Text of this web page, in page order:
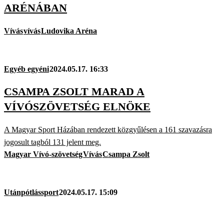
ARÉNÁBAN
VívásvívásLudovika Aréna
Egyéb egyéni2024.05.17. 16:33
CSAMPA ZSOLT MARAD A
VÍVÓSZÖVETSÉG ELNÖKE
A Magyar Sport Házában rendezett közgyűlésen a 161 szavazásra
jogosult tagból 131 jelent meg.
Magyar Vívó-szövetségVívásCsampa Zsolt
Utánpótlássport2024.05.17. 15:09